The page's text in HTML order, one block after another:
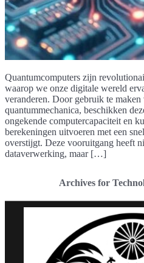
Quantumcomputers zijn
waarop we onze digitale wereld
veranderen. Door gebruik te
quantummechanica, beschikken
ongekende computercapaciteit en
berekeningen uitvoeren met een
overstijgt. Deze vooruitgang heeft
dataverwerking, maar […]
Archives for